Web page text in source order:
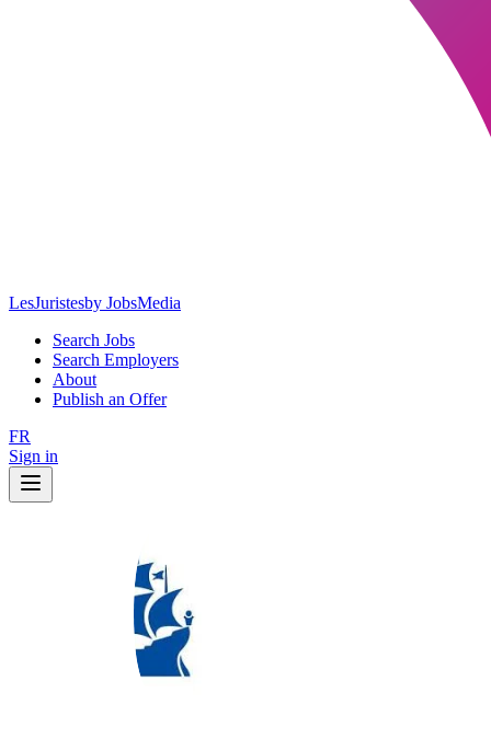
LesJuristesby JobsMedia
Search Jobs
Search Employers
About
Publish an Offer
FR
Sign in